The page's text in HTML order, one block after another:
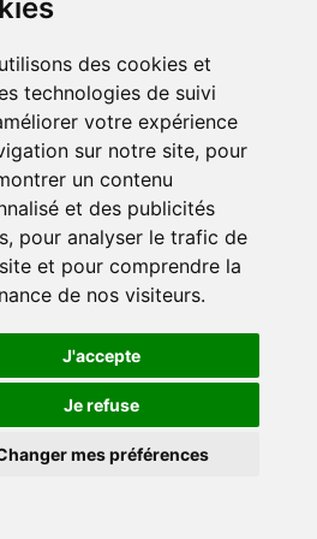
des cookies et
technologies de suivi
votre expérience
sur notre site, pour
un contenu
et des publicités
pour analyser le trafic de
et pour comprendre la
de nos visiteurs.
J'accepte
Je refuse
mes préférences